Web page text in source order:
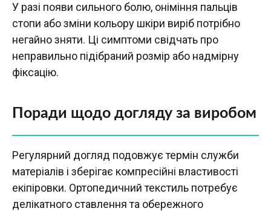
У разі появи сильного болю, оніміння пальців
стопи або зміни кольору шкіри виріб потрібно
негайно зняти. Ці симптоми свідчать про
неправильно підібраний розмір або надмірну
фіксацію.
Поради щодо догляду за виробом
Регулярний догляд подовжує термін служби
матеріалів і зберігає компресійні властивості
екіпіровки. Ортопедичний текстиль потребує
делікатного ставлення та обережного